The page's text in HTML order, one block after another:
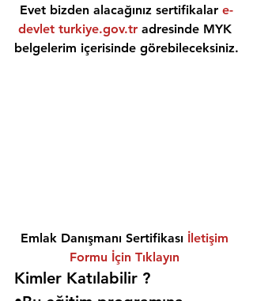
Evet bizden alacağınız sertifikalar e-
devlet turkiye.gov.tr adresinde MYK
belgelerim içerisinde görebileceksiniz.
Emlak Danışmanı Sertifikası İletişim
Formu İçin Tıklayın
Kimler Katılabilir ?